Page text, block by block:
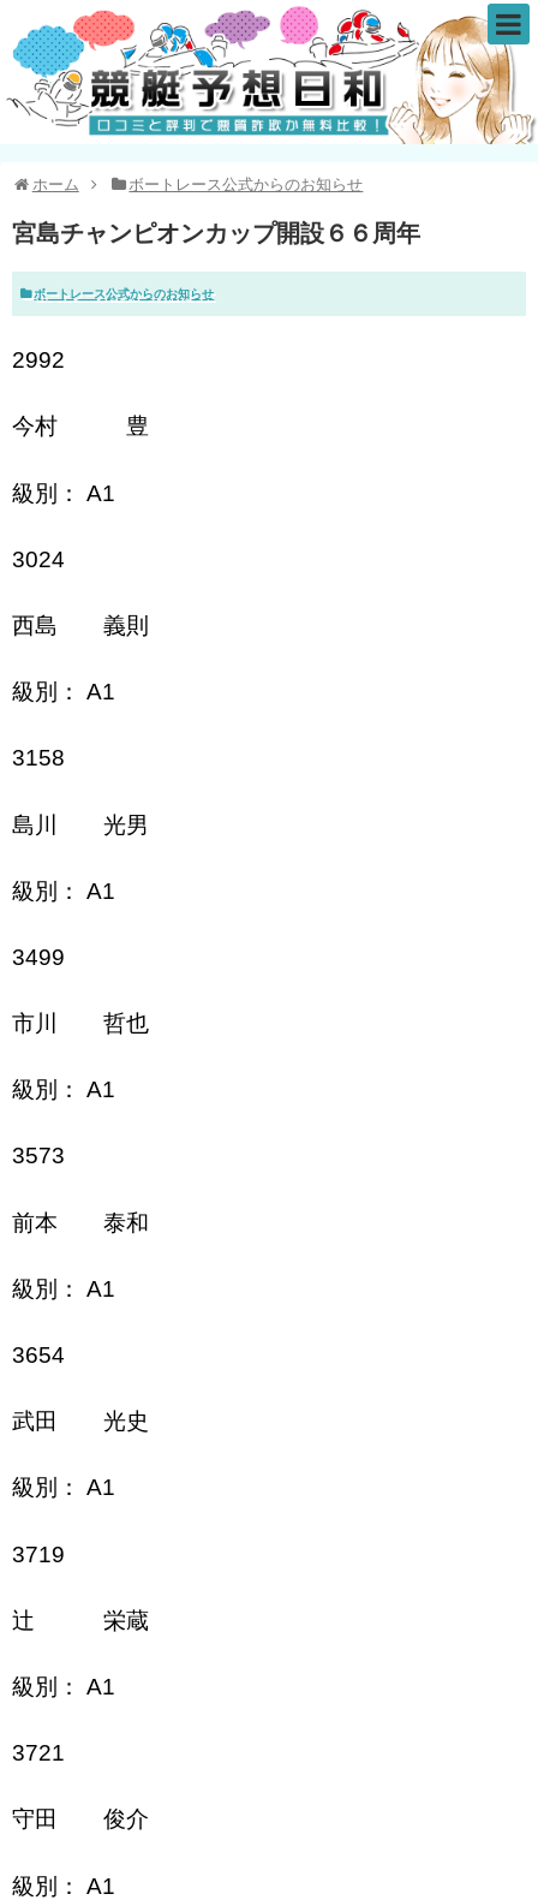
ホーム ボートレース公式からのお知らせ
宮島チャンピオンカップ開設６６周年
ボートレース公式からのお知らせ
2992
今村 豊
級別： A1
3024
西島 義則
級別： A1
3158
島川 光男
級別： A1
3499
市川 哲也
級別： A1
3573
前本 泰和
級別： A1
3654
武田 光史
級別： A1
3719
辻 栄蔵
級別： A1
3721
守田 俊介
級別： A1